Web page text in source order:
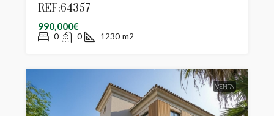
REF:64357
990,000€
0 0 1230 m2
VENTA